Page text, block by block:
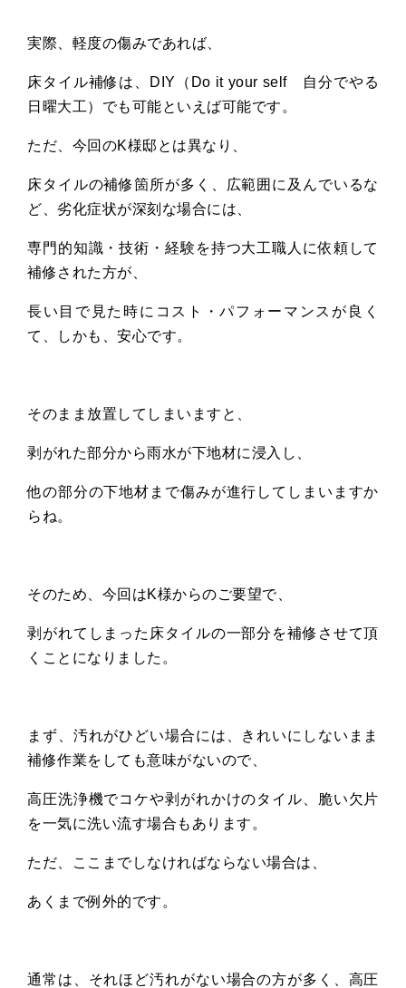
実際、軽度の傷みであれば、
床タイル補修は、 DIY （ Do it your self自分でやる
日曜大工）でも可能といえば可能です。
ただ、今回のK様邸とは異なり、
床タイルの補修箇所が多く、広範囲に及んでいるな
ど、劣化症状が深刻な場合には、
専門的知識・技術・経験を持つ大工職人に依頼して
補修された方が、
長い目で見た時にコスト・パフォーマンスが良く
て、しかも、安心です。
そのまま放置してしまいますと、
剥がれた部分から雨水が下地材に浸入し、
他の部分の下地材まで傷みが進行してしまいますか
らね。
そのため、今回はK様からのご要望で、
剥がれてしまった床タイルの一部分を補修させて頂
くことになりました。
まず、汚れがひどい場合には、きれいにしないまま
補修作業をしても意味がないので、
高圧洗浄機でコケや剥がれかけのタイル、脆い欠片
を一気に洗い流す場合もあります。
ただ、ここまでしなければならない場合は、
あくまで例外的です。
通常は、それほど汚れがない場合の方が多く、高圧